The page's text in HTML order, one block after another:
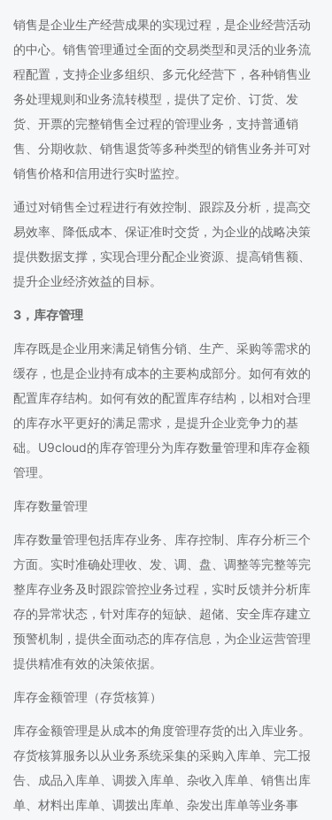
销售是企业生产经营成果的实现过程，是企业经营活动
的中心。销售管理通过全面的交易类型和灵活的业务流
程配置，支持企业多组织、多元化经营下，各种销售业
务处理规则和业务流转模型，提供了定价、订货、发
货、开票的完整销售全过程的管理业务，支持普通销
售、分期收款、销售退货等多种类型的销售业务并可对
销售价格和信用进行实时监控。
通过对销售全过程进行有效控制、跟踪及分析，提高交
易效率、降低成本、保证准时交货，为企业的战略决策
提供数据支撑，实现合理分配企业资源、提高销售额、
提升企业经济效益的目标。
3，库存管理
库存既是企业用来满足销售分销、生产、采购等需求的
缓存，也是企业持有成本的主要构成部分。如何有效的
配置库存结构。如何有效的配置库存结构，以相对合理
的库存水平更好的满足需求，是提升企业竞争力的基
础。U9cloud的库存管理分为库存数量管理和库存金额
管理。
库存数量管理
库存数量管理包括库存业务、库存控制、库存分析三个
方面。实时准确处理收、发、调、盘、调整等完整等完
整库存业务及时跟踪管控业务过程，实时反馈并分析库
存的异常状态，针对库存的短缺、超储、安全库存建立
预警机制，提供全面动态的库存信息，为企业运营管理
提供精准有效的决策依据。
库存金额管理（存货核算）
库存金额管理是从成本的角度管理存货的出入库业务。
存货核算服务以从业务系统采集的采购入库单、完工报
告、成品入库单、调拨入库单、杂收入库单、销售出库
单、材料出库单、调拨出库单、杂发出库单等业务事